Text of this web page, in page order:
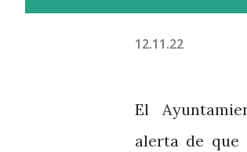
12.11.22
El
alerta de que